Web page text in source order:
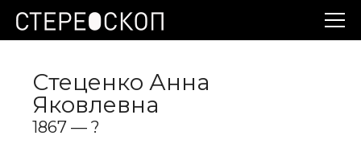
Стеценко Анна
Яковлевна
1867 — ?